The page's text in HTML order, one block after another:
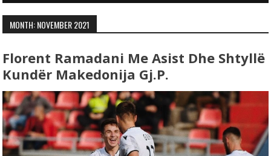
MONTH: NOVEMBER 2021
Florent Ramadani Me Asist Dhe Shtyllë
Kundër Makedonija Gj.P.